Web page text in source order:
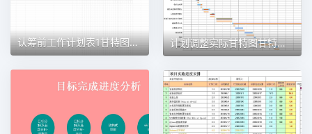
认筹前工作计划表1甘特图excel模板 计划调整实际甘特图甘特图excel模板